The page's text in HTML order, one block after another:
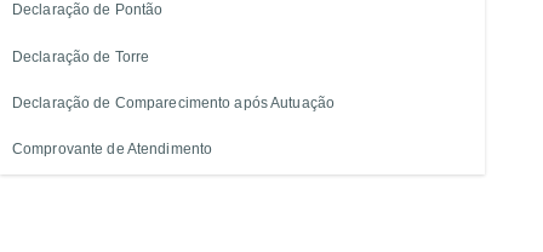
Declaração de Pontão
Declaração de Torre
Declaração de Comparecimento após Autuação
Comprovante de Atendimento